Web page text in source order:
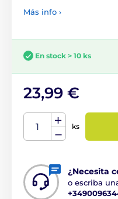
Más info ›
En stock > 10 ks
23,99 €
ks
¿Necesita
o escriba